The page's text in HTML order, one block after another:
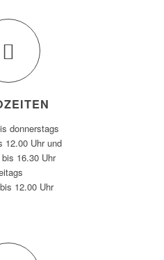
donnerstags
12.00 Uhr und
16.30 Uhr
12.00 Uhr